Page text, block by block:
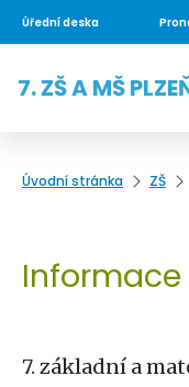
Úřední deska
7. ZŠ A MŠ
Úvodní stránka ZŠ
Informace
7. základní a